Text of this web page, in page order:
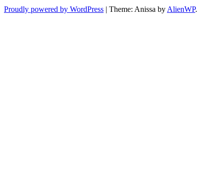
Proudly powered by WordPress | Theme: Anissa by AlienWP.